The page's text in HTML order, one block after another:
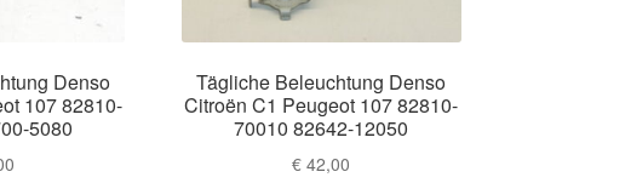
Denso
107 82810-
5080
Tägliche Beleuchtung Denso
Citroën C1 Peugeot 107 82810-
70010 82642-12050
€ 42,00